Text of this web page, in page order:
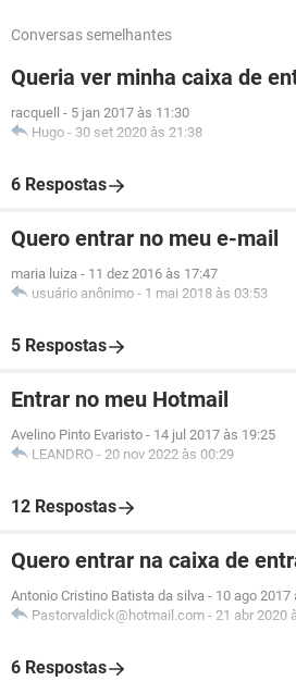
Conversas semelhantes
Queria ver minha caixa de
racquell - 5 jan 2017 às 11:30
Hugo - 30 set 2020 às 21:38
6 Respostas
Quero entrar no meu e-mail
maria luiza - 11 dez 2016 às 17:47
usuário anônimo - 1 mai 2018 às 03:53
5 Respostas
Entrar no meu Hotmail
Avelino Pinto Evaristo - 14 jul 2017 às 19:25
LEANDRO - 20 nov 2022 às 00:29
12 Respostas
Quero entrar na caixa de
Antonio Cristino Batista da silva - 10 ago 2017
Pastorvaldick@hotmail.com - 21 abr 2020
6 Respostas